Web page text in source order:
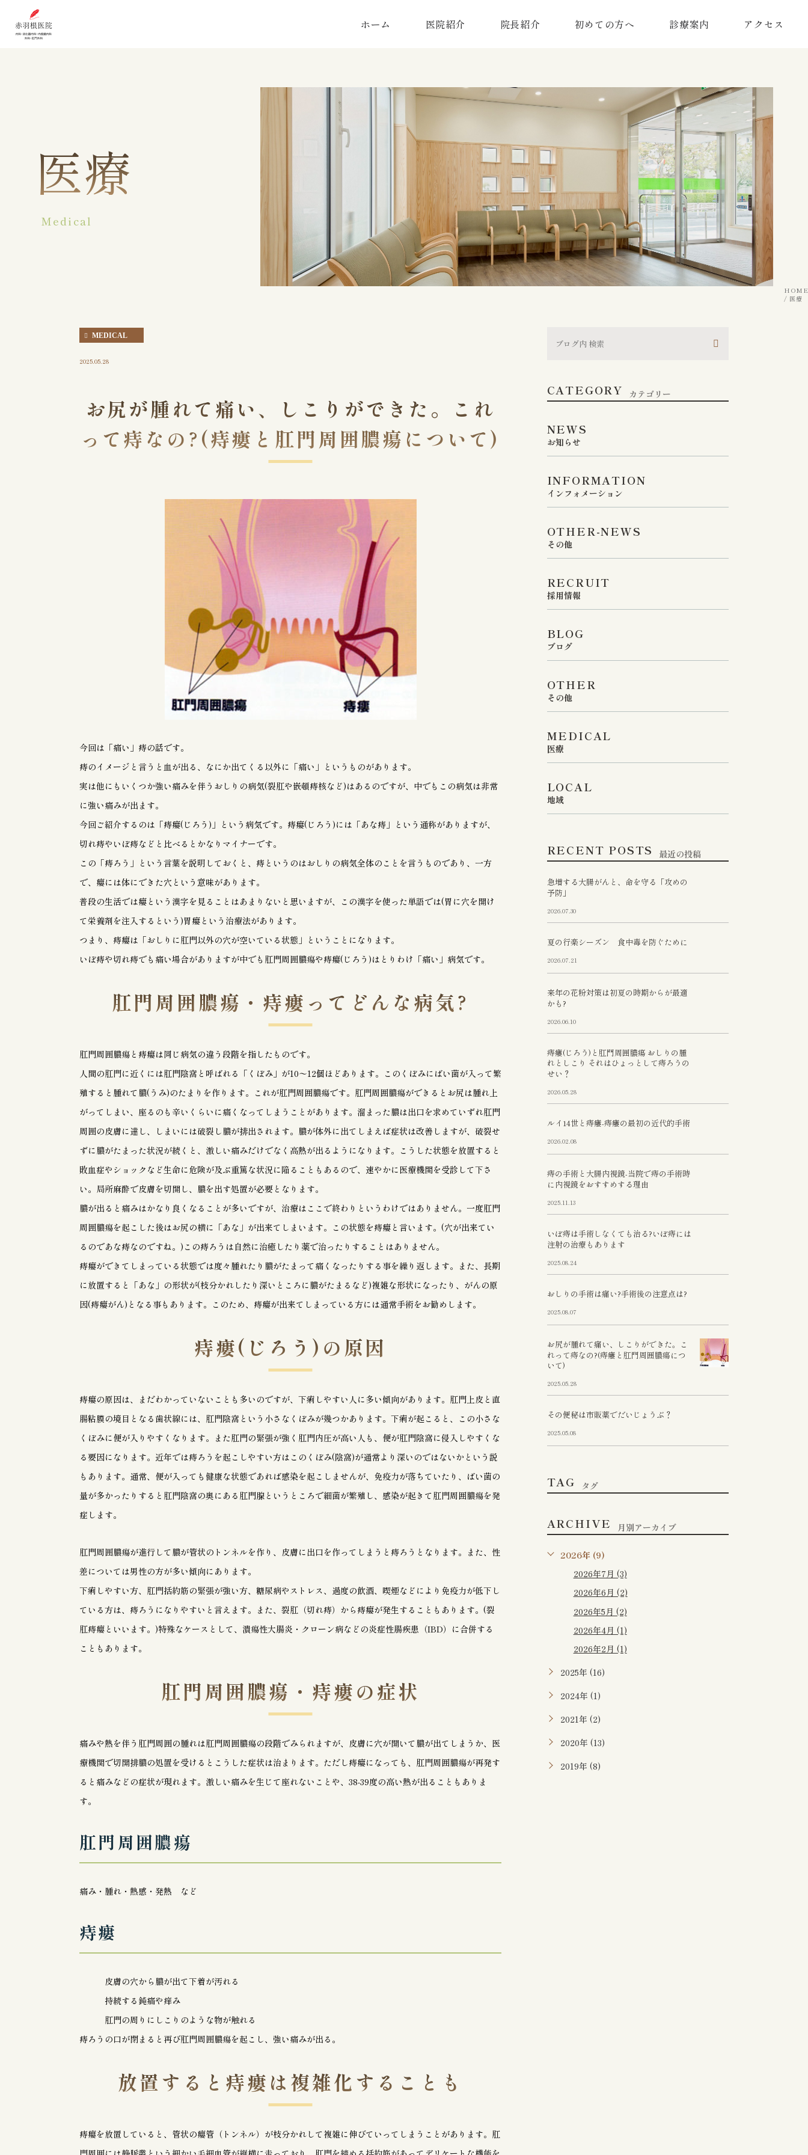
ホーム 医院紹介 院長紹介 初めての方へ 診療案内 アクセス
医療
Medical
HOME
医療
MEDICAL
2025.05.28
お尻が腫れて痛い、しこりができた。これ
って痔なの?(痔瘻と肛門周囲膿瘍について)
今回は「痛い」痔の話です。
痔のイメージと言うと血が出る、なにか出てくる以外に「痛い」というものがあります。
実は他にもいくつか強い痛みを伴うおしりの病気(裂肛や嵌頓痔核など)はあるのですが、中でもこの病気は非常
に強い痛みが出ます。
今回ご紹介するのは「痔瘻(じろう)」という病気です。痔瘻(じろう)には「あな痔」という通称がありますが、
切れ痔やいぼ痔などと比べるとかなりマイナーです。
この「痔ろう」という言葉を説明しておくと、痔というのはおしりの病気全体のことを言うものであり、一方
で、瘻には体にできた穴という意味があります。
普段の生活では瘻という漢字を見ることはあまりないと思いますが、この漢字を使った単語では(胃に穴を開け
て栄養剤を注入するという)胃瘻という治療法があります。
つまり、痔瘻は「おしりに肛門以外の穴が空いている状態」ということになります。
いぼ痔や切れ痔でも痛い場合がありますが中でも肛門周囲膿瘍や痔瘻(じろう)はとりわけ「痛い」病気です。
肛門周囲膿瘍・痔瘻ってどんな病気?
肛門周囲膿瘍と痔瘻は同じ病気の違う段階を指したものです。
人間の肛門に近くには肛門陰窩と呼ばれる「くぼみ」が10〜12個ほどあります。このくぼみにばい菌が入って繁
殖すると腫れて膿(うみ)のたまりを作ります。これが肛門周囲膿瘍です。肛門周囲膿瘍ができるとお尻は腫れ上
がってしまい、座るのも辛いくらいに痛くなってしまうことがあります。溜まった膿は出口を求めていずれ肛門
周囲の皮膚に達し、しまいには破裂し膿が排出されます。膿が体外に出てしまえば症状は改善しますが、破裂せ
ずに膿がたまった状況が続くと、激しい痛みだけでなく高熱が出るようになります。こうした状態を放置すると
敗血症やショックなど生命に危険が及ぶ重篤な状況に陥ることもあるので、速やかに医療機関を受診して下さ
い。局所麻酔で皮膚を切開し、膿を出す処置が必要となります。
膿が出ると痛みはかなり良くなることが多いですが、治療はここで終わりというわけではありません。一度肛門
周囲膿瘍を起こした後はお尻の横に「あな」が出来てしまいます。この状態を痔瘻と言います。(穴が出来てい
るのであな痔なのですね。)この痔ろうは自然に治癒したり薬で治ったりすることはありません。
痔瘻ができてしまっている状態では度々腫れたり膿がたまって痛くなったりする事を繰り返します。また、長期
に放置すると「あな」の形状が(枝分かれしたり深いところに膿がたまるなど)複雑な形状になったり、がんの原
因(痔瘻がん)となる事もあります。このため、痔瘻が出来てしまっている方には通常手術をお勧めします。
痔瘻(じろう)の原因
痔瘻の原因は、まだわかっていないことも多いのですが、下痢しやすい人に多い傾向があります。肛門上皮と直
腸粘膜の境目となる歯状線には、肛門陰窩という小さなくぼみが幾つかあります。下痢が起こると、この小さな
くぼみに便が入りやすくなります。また肛門の緊張が強く肛門内圧が高い人も、便が肛門陰窩に侵入しやすくな
る要因になります。近年では痔ろうを起こしやすい方はこのくぼみ(陰窩)が通常より深いのではないかという説
もあります。通常、便が入っても健康な状態であれば感染を起こしませんが、免疫力が落ちていたり、ばい菌の
量が多かったりすると肛門陰窩の奥にある肛門腺というところで細菌が繁殖し、感染が起きて肛門周囲膿瘍を発
症します。
肛門周囲膿瘍が進行して膿が管状のトンネルを作り、皮膚に出口を作ってしまうと痔ろうとなります。また、性
差については男性の方が多い傾向にあります。
下痢しやすい方、肛門括約筋の緊張が強い方、糖尿病やストレス、過度の飲酒、喫煙などにより免疫力が低下し
ている方は、痔ろうになりやすいと言えます。また、裂肛（切れ痔）から痔瘻が発生することもあります。(裂
肛痔瘻といいます。)特殊なケースとして、潰瘍性大腸炎・クローン病などの炎症性腸疾患（IBD）に合併する
こともあります。
肛門周囲膿瘍・痔瘻の症状
痛みや熱を伴う肛門周囲の腫れは肛門周囲膿瘍の段階でみられますが、皮膚に穴が開いて膿が出てしまうか、医
療機関で切開排膿の処置を受けるとこうした症状は治まります。ただし痔瘻になっても、肛門周囲膿瘍が再発す
ると痛みなどの症状が現れます。激しい痛みを生じて座れないことや、38-39度の高い熱が出ることもありま
す。
肛門周囲膿瘍
痛み・腫れ・熱感・発熱 など
痔瘻
皮膚の穴から膿が出て下着が汚れる
持続する鈍痛や痒み
肛門の周りにしこりのような物が触れる
痔ろうの口が閉まると再び肛門周囲膿瘍を起こし、強い痛みが出る。
放置すると痔瘻は複雑化することも
痔瘻を放置していると、管状の瘻管（トンネル）が枝分かれして複雑に伸びていってしまうことがあります。肛
CATEGORY カテゴリー
NEWS
お知らせ
INFORMATION
インフォメーション
OTHER-NEWS
その他
RECRUIT
採用情報
BLOG
ブログ
OTHER
その他
MEDICAL
医療
LOCAL
地域
RECENT POSTS 最近の投稿
急増する大腸がんと、命を守る「攻めの
予防」
2026.07.30
夏の行楽シーズン 食中毒を防ぐために
2026.07.21
来年の花粉対策は初夏の時期からが最適
かも?
2026.06.10
痔瘻(じろう)と肛門周囲膿瘍 おしりの腫
れとしこり それはひょっとして痔ろうの
せい？
2026.05.28
ルイ14世と痔瘻-痔瘻の最初の近代的手術
2026.02.08
痔の手術と大腸内視鏡-当院で痔の手術時
に内視鏡をおすすめする理由
2025.11.13
いぼ痔は手術しなくても治る?いぼ痔には
注射の治療もあります
2025.08.24
おしりの手術は痛い?手術後の注意点は?
2025.08.07
お尻が腫れて痛い、しこりができた。こ
れって痔なの?(痔瘻と肛門周囲膿瘍につ
いて)
2025.05.28
その便秘は市販薬でだいじょうぶ？
2025.05.08
TAG タグ
ARCHIVE 月別アーカイブ
2026年 (9)
2026年7月 (3)
2026年6月 (2)
2026年5月 (2)
2026年4月 (1)
2026年2月 (1)
2025年 (16)
2024年 (1)
2021年 (2)
2020年 (13)
2019年 (8)